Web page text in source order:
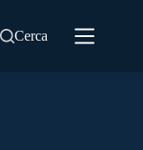
Cerca